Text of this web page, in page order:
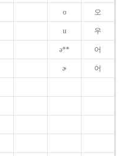
o 오
u 우
ə** 어
ɚ 어